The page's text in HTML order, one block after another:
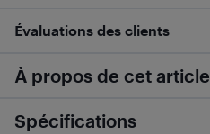
Évaluations des clients
À propos de cet article
Spécifications